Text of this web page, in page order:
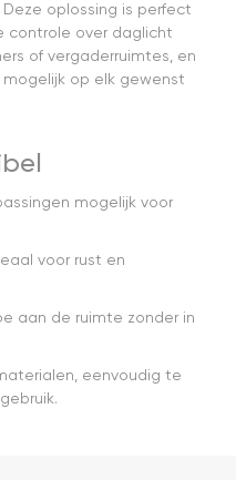
en de prijs
was een
stuk
scherper
zelf mag
zeker zijn.
mooie
eenvoudig
oplossing is perfect
controle over daglicht
of vergaderruimtes, en
op elk gewenst
mogelijk voor
voor rust en
aan de ruimte zonder in
eenvoudig te